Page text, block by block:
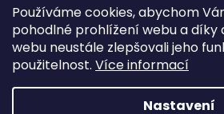
Používáme cookies, abychom
pohodlné prohlížení webu a díky
webu neustále zlepšovali jeho
použitelnost. Více informací
Nastavení
Copyright 2026HPM TEC,